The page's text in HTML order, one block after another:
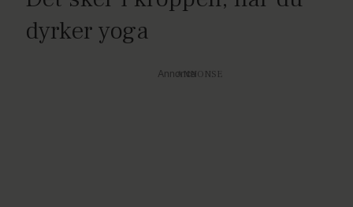
dyrker yoga
Annonce